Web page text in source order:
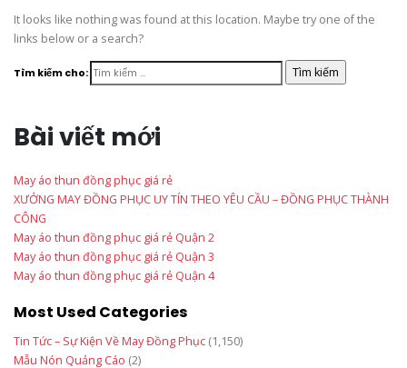
It looks like nothing was found at this location. Maybe try one of the
links below or a search?
Tìm kiếm cho:
Bài viết mới
May áo thun đồng phục giá rẻ
XƯỞNG MAY ĐỒNG PHỤC UY TÍN THEO YÊU CẦU – ĐỒNG PHỤC THÀNH
CÔNG
May áo thun đồng phục giá rẻ Quận 2
May áo thun đồng phục giá rẻ Quận 3
May áo thun đồng phục giá rẻ Quận 4
Most Used Categories
Tin Tức – Sự Kiện Về May Đồng Phục (1,150)
Mẫu Nón Quảng Cáo (2)